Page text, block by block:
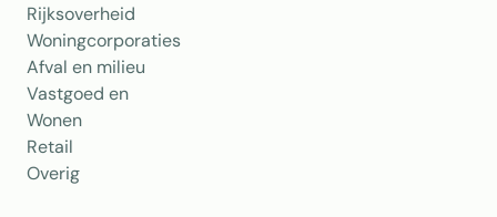
Rijksoverheid
Woningcorporaties
Afval en milieu
Vastgoed en
Wonen
Retail
Overig